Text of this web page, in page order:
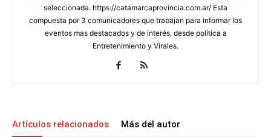
seleccionada. https://catamarcaprovincia.com.ar/ Esta
compuesta por 3 comunicadores que trabajan para informar los
eventos mas destacados y de interés, desde política a
Entretenimiento y Virales.
Artículos relacionados Más del autor